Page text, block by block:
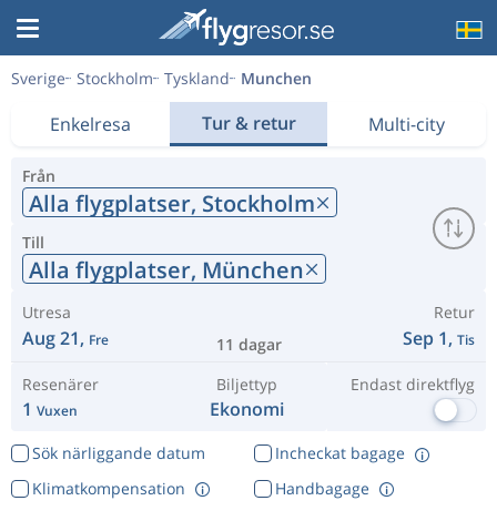
Sverige Stockholm Tyskland Munchen
Enkelresa Tur & retur Multi-city
Från
Alla flygplatser, Stockholm
Till
Alla flygplatser, München
Utresa
Aug 21, Fre 11 dagar
Retur
Sep 1, Tis
Resenärer
1 Vuxen
Biljettyp
Ekonomi
Endast direktflyg
Sök närliggande datum
Incheckat bagage
Klimatkompensation
Handbagage